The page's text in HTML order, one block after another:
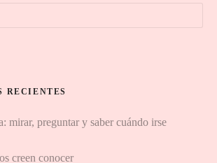
RECIENTES
mirar, preguntar y saber cuándo irse
creen conocer